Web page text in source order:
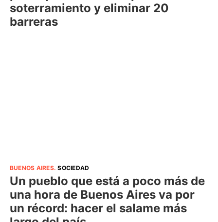
soterramiento y eliminar 20
barreras
BUENOS AIRES.SOCIEDAD
Un pueblo que está a poco más de
una hora de Buenos Aires va por
un récord: hacer el salame más